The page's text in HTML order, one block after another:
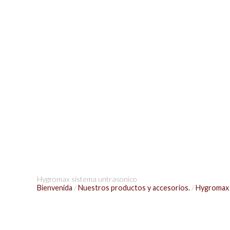
Hygromax sistema untrasonico
Bienvenida /Nuestros productos y accesorios. /